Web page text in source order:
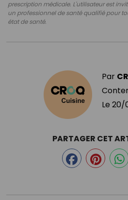
prescription médicale. L'utilisateur est
un professionnel de santé qualifié pour
état de santé.
Par
Le 20/
PARTAGER CET